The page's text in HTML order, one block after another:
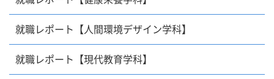
就職レポート【人間環境デザイン学科】
就職レポート【現代教育学科】